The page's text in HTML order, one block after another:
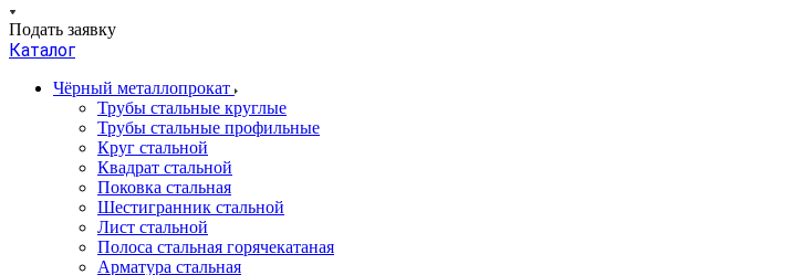
Подать заявку
Каталог
Чёрный металлопрокат
Трубы стальные круглые
Трубы стальные профильные
Круг стальной
Квадрат стальной
Поковка стальная
Шестигранник стальной
Лист стальной
Полоса стальная горячекатаная
Арматура стальная